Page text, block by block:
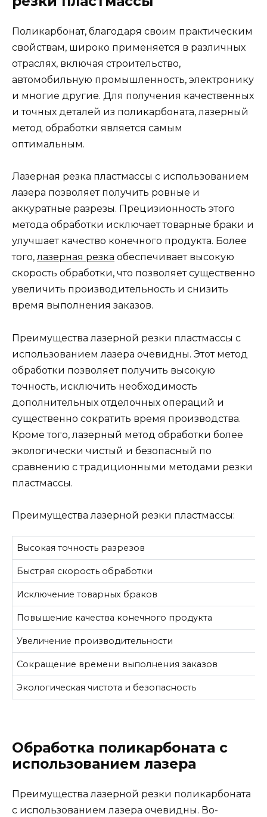
Поликарбонат, благодаря своим практическим
свойствам, широко применяется в различных
отраслях, включая строительство,
автомобильную промышленность, электронику
и многие другие. Для получения качественных
и точных деталей из поликарбоната, лазерный
метод обработки является самым
оптимальным.
Лазерная резка пластмассы с использованием
лазера позволяет получить ровные и
аккуратные разрезы. Прецизионность этого
метода обработки исключает товарные браки и
улучшает качество конечного продукта. Более
того,лазерная резка обеспечивает высокую
скорость обработки, что позволяет существенно
увеличить производительность и снизить
время выполнения заказов.
Преимущества лазерной резки пластмассы с
использованием лазера очевидны. Этот метод
обработки позволяет получить высокую
точность, исключить необходимость
дополнительных отделочных операций и
существенно сократить время производства.
Кроме того, лазерный метод обработки более
экологически чистый и безопасный по
сравнению с традиционными методами резки
пластмассы.
Преимущества лазерной резки пластмассы:
Высокая точность разрезов
Быстрая скорость обработки
Исключение товарных браков
Повышение качества конечного продукта
Увеличение производительности
Сокращение времени выполнения заказов
Экологическая чистота и безопасность
Обработка поликарбоната с
использованием лазера
Преимущества лазерной резки поликарбоната
с использованием лазера очевидны. Во-